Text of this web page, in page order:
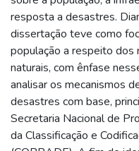
resposta a desastres.
dissertação teve como
população a respeito dos
naturais, com ênfase
analisar os mecanismos
desastres com base,
Secretaria Nacional de
da Classificação e